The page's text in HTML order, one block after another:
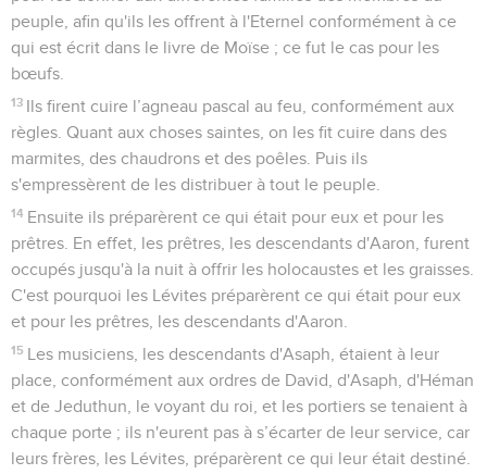
proclamation que voici dans tout son royaume :
« Voici ce que dit Cyrus, roi de Perse : L'Eternel, le Dieu du
ciel, m'a donné tous les royaumes de la terre et m'a désigné
pour lui construire un temple à Jérusalem, en Juda. Qui
parmi vous fait partie de son peuple ? Que l'Eternel, son
Dieu, soit avec lui et qu'il y monte ! »
Esdras Introduction